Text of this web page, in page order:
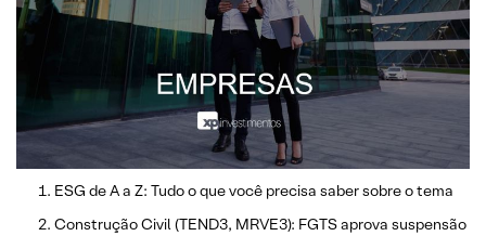
ESG de A a Z: Tudo o que você precisa saber sobre o tema
Construção Civil (TEND3, MRVE3): FGTS aprova suspensão